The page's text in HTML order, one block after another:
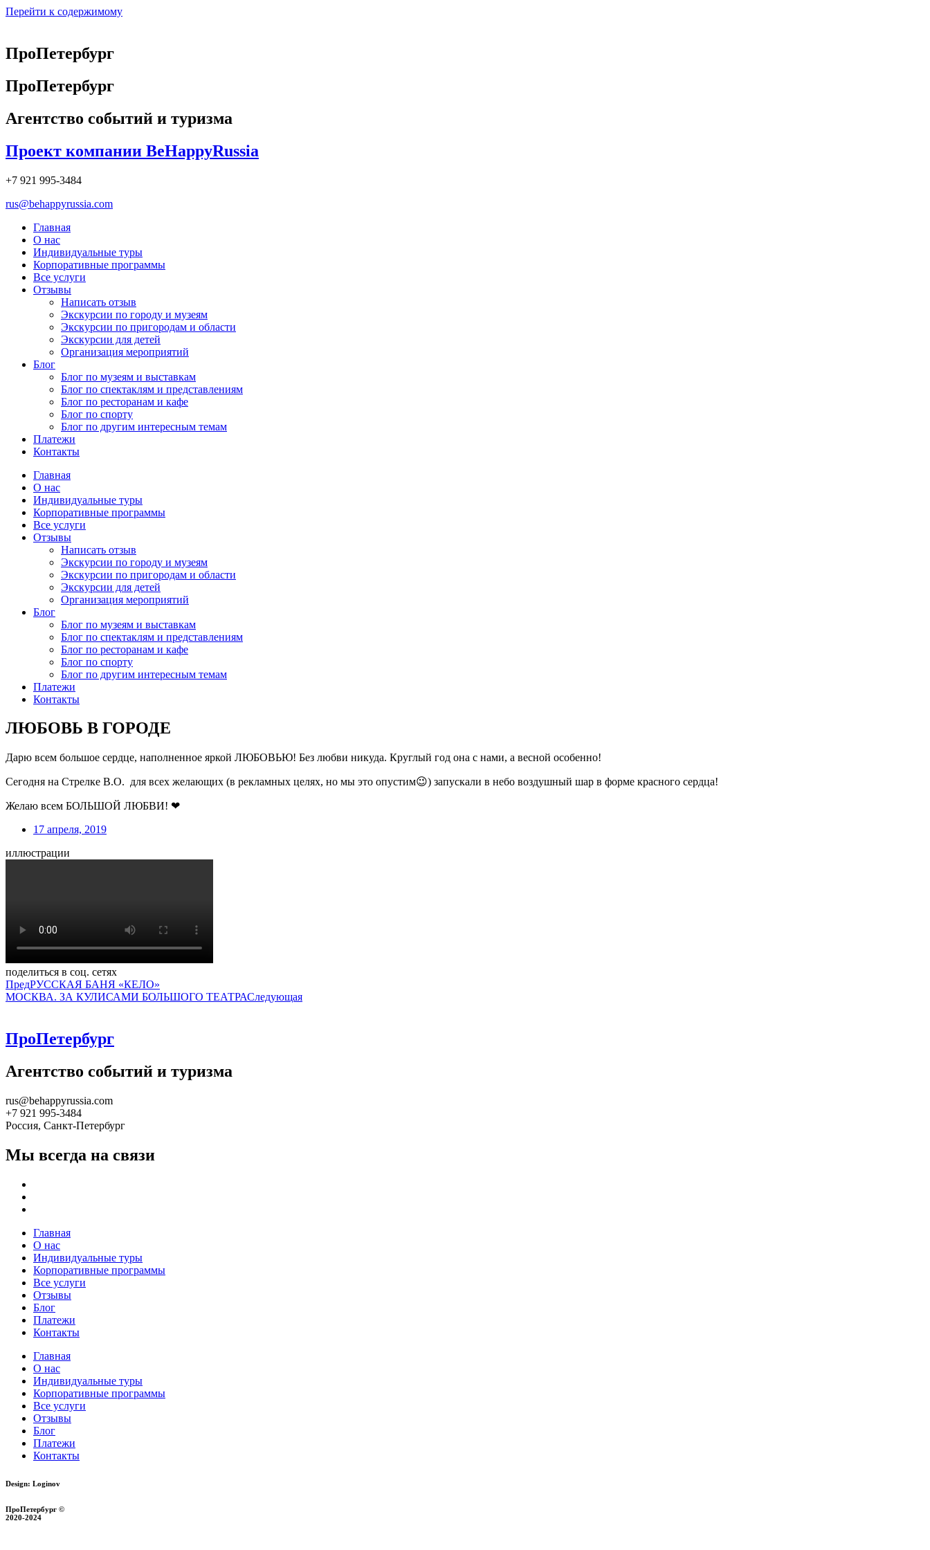
Перейти к содержимому
ПроПетербург
ПроПетербург
Агентство событий и туризма
Проект компании BeHappyRussia
+7 921 995-3484
rus@behappyrussia.com
Главная
О нас
Индивидуальные туры
Корпоративные программы
Все услуги
Отзывы
Написать отзыв
Экскурсии по городу и музеям
Экскурсии по пригородам и области
Экскурсии для детей
Организация мероприятий
Блог
Блог по музеям и выставкам
Блог по спектаклям и представлениям
Блог по ресторанам и кафе
Блог по спорту
Блог по другим интересным темам
Платежи
Контакты
Главная
О нас
Индивидуальные туры
Корпоративные программы
Все услуги
Отзывы
Написать отзыв
Экскурсии по городу и музеям
Экскурсии по пригородам и области
Экскурсии для детей
Организация мероприятий
Блог
Блог по музеям и выставкам
Блог по спектаклям и представлениям
Блог по ресторанам и кафе
Блог по спорту
Блог по другим интересным темам
Платежи
Контакты
ЛЮБОВЬ В ГОРОДЕ
Дарю всем большое сердце, наполненное яркой ЛЮБОВЬЮ! Без любви никуда. Круглый год она с нами, а весной особенно!
Сегодня на Стрелке В.О. для всех желающих (в рекламных целях, но мы это опустим😉) запускали в небо воздушный шар в форме красного сердца!
Желаю всем БОЛЬШОЙ ЛЮБВИ! ❤
17 апреля, 2019
иллюстрации
поделиться в соц. сетях
ПредРУССКАЯ БАНЯ «КЕЛО»
МОСКВА. ЗА КУЛИСАМИ БОЛЬШОГО ТЕАТРАСледующая
ПроПетербург
Агентство событий и туризма
rus@behappyrussia.com
+7 921 995-3484
Россия, Санкт-Петербург
Мы всегда на связи
Главная
О нас
Индивидуальные туры
Корпоративные программы
Все услуги
Отзывы
Блог
Платежи
Контакты
Главная
О нас
Индивидуальные туры
Корпоративные программы
Все услуги
Отзывы
Блог
Платежи
Контакты
Design: Loginov
ПроПетербург ©
2020-2024